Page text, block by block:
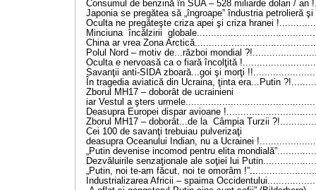
Consumul de benzină în SUA – 528 miliarde dolari / an
Japonia se pregătea să „îngroape” îndustria petrolieră
Oculta ne pregăteşte criza apei şi criza hranei
Minciuna încălzirii
China ar vrea Zona
Polul Nord – motiv de...război mondial
Oculta e nervoasă ca o fiară încolţită
Savanţii anti-SIDA zboară...goi şi morţi
În tragedia aviatică din Ucraina, ţinta era...Putin
Zborul MH17 – doborât de ucrainieni
iar Vestul a şters
Deasupra Europei dispar avioane
Zborul MH17 – doborât...de la Câmpia Turzii
Cei 100 de savanţi trebuiau pulverizaţi
deasupra Oceanului Indian, nu a Ucrainei
„Putin devenise incomod pentru elita
Dezvăluirile senzaţionale ale soţiei lui
„Putin, noi te-am făcut, noi te omorâm
Industrializarea Africii – spaima